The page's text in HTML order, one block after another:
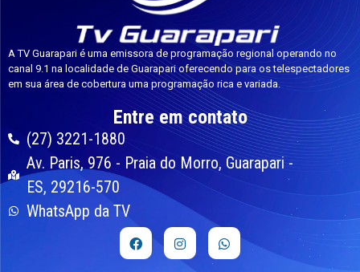
A TV Guarapari é uma emissora de programação regional operando no
canal 9.1 na localidade de Guarapari oferecendo para os telespectadores
em sua área de cobertura uma programação rica e variada.
Entre em contato
(27) 3221-1880
Av. Paris, 976 - Praia do Morro, Guarapari -
ES, 29216-570
WhatsApp da TV